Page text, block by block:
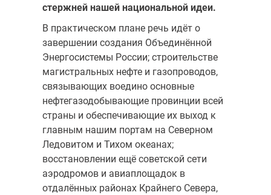
стержней нашей национальной идеи.
В практическом плане речь идёт о
завершении создания Объединённой
Энергосистемы России; строительстве
магистральных нефте и газопроводов,
связывающих воедино основные
нефтегазодобывающие провинции всей
страны и обеспечивающие их выход к
главным нашим портам на Северном
Ледовитом и Тихом океанах;
восстановлении ещё советской сети
аэродромов и авиаплощадок в
отдалённых районах Крайнего Севера,